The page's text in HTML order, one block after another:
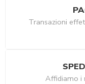
Transazioni
Affidiamo i